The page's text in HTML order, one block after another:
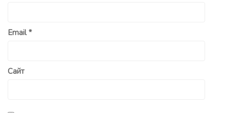
Email*
Сайт